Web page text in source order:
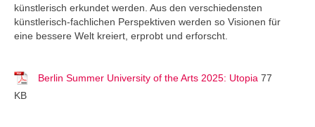
künstlerisch erkundet werden. Aus den verschiedensten
künstlerisch-fachlichen Perspektiven werden so Visionen für
eine bessere Welt kreiert, erprobt und erforscht.
Berlin Summer University of the Arts 2025: Utopia 77
KB